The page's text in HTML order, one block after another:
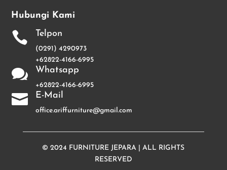
Hubungi Kami
 Telpon
(0291) 4290973
+62822-4166-6995
 Whatsapp
+62822-4166-6995
 E-Mail
office.ariffurniture@gmail.com
© 2024 FURNITURE JEPARA | ALL RIGHTS
RESERVED